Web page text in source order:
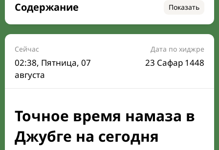
Содержание Показать
Время намаза на сегодня
Расписание на месяц
Время Сухура и Ифтара на сегодня
Календарь рамадана
Направление киблы
Сейчас
02:38, Пятница, 07
августа
Дата по хиджре
23 Сафар 1448
Точное время намаза в
Джубге на сегодня